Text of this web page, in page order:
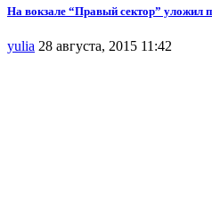
На вокзале “Правый сектор” уложил
yulia 28 августа, 2015 11:42